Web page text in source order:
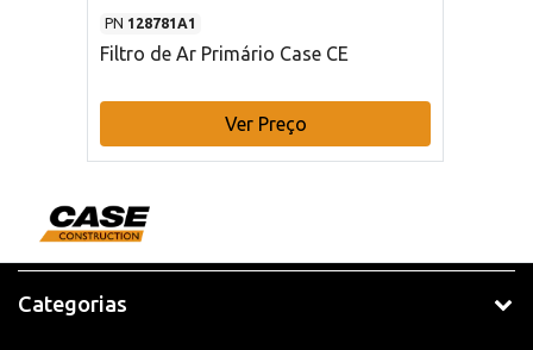
PN 128781A1
Filtro de Ar Primário Case CE
Ver Preço
Categorias